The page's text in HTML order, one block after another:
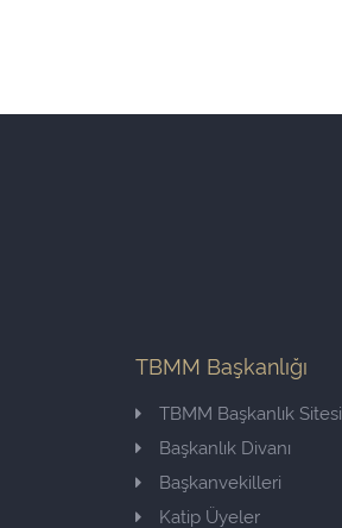
TBMM Başkanlığı
TBMM Başkanlık Sitesi
Başkanlık Divanı
Başkanvekilleri
Katip Üyeler